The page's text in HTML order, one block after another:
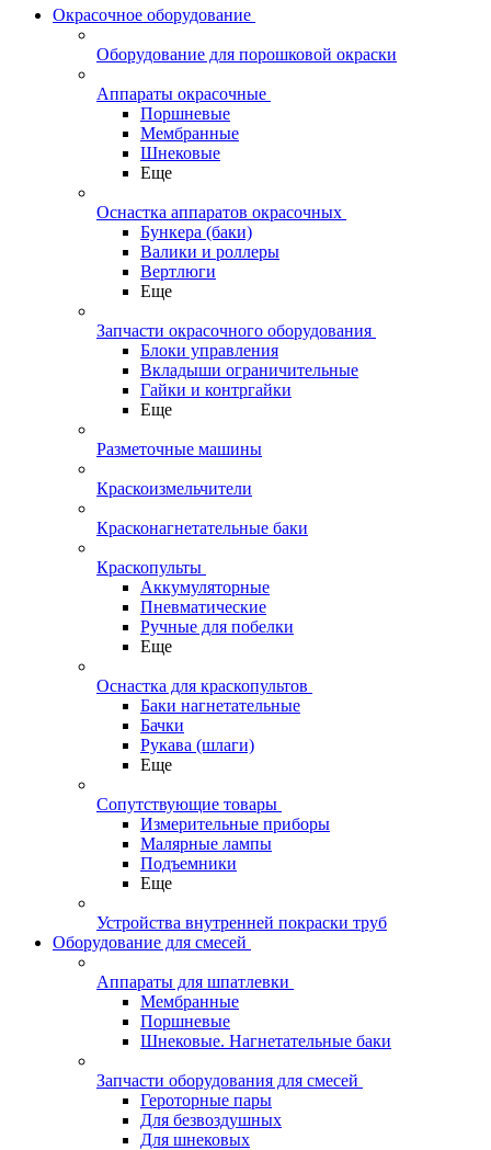
Окрасочное оборудование
Оборудование для порошковой окраски
Аппараты окрасочные
Поршневые
Мембранные
Шнековые
Еще
Оснастка аппаратов окрасочных
Бункера (баки)
Валики и роллеры
Вертлюги
Еще
Запчасти окрасочного оборудования
Блоки управления
Вкладыши ограничительные
Гайки и контргайки
Еще
Разметочные машины
Краскоизмельчители
Красконагнетательные баки
Краскопульты
Аккумуляторные
Пневматические
Ручные для побелки
Еще
Оснастка для краскопультов
Баки нагнетательные
Бачки
Рукава (шлаги)
Еще
Сопутствующие товары
Измерительные приборы
Малярные лампы
Подъемники
Еще
Устройства внутренней покраски труб
Оборудование для смесей
Аппараты для шпатлевки
Мембранные
Поршневые
Шнековые. Нагнетательные баки
Запчасти оборудования для смесей
Героторные пары
Для безвоздушных
Для шнековых